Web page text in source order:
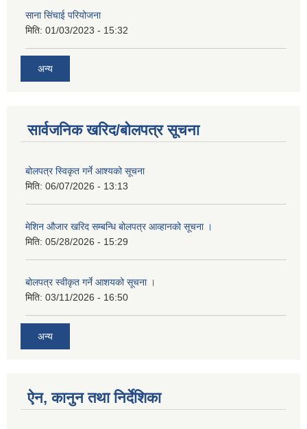
साना सिंचाई परियोजना
मिति: 01/03/2023 - 15:32
अन्य
सार्वजनिक खरिद/बोलपत्र सूचना
बोलपत्र स्विकृत गर्ने आश्यको सूचना
मिति: 06/07/2026 - 13:13
मेशिन औजार खरिद सम्बन्धि बोलपत्र आव्हानको सूचना ।
मिति: 05/28/2026 - 15:29
बोलपत्र स्वीकृत गर्ने आशयको सूचना ।
मिति: 03/11/2026 - 16:50
अन्य
ऐन, कानुन तथा निर्देशिका